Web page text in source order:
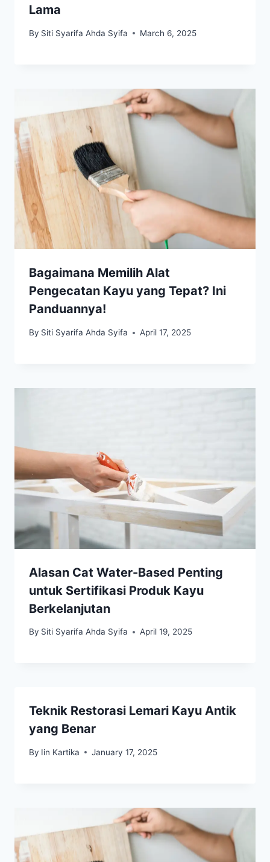
Lama
By Siti Syarifa Ahda Syifa March 6, 2025
Bagaimana Memilih Alat
Pengecatan Kayu yang Tepat? Ini
Panduannya!
By Siti Syarifa Ahda Syifa April 17, 2025
Alasan Cat Water-Based Penting
untuk Sertifikasi Produk Kayu
Berkelanjutan
By Siti Syarifa Ahda Syifa April 19, 2025
Teknik Restorasi Lemari Kayu Antik
yang Benar
By Iin Kartika January 17, 2025